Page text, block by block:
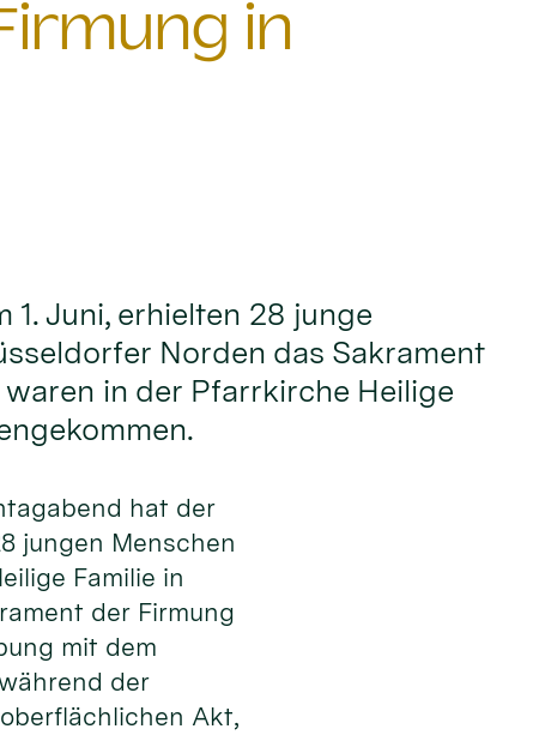
in
1. Juni, erhielten 28 junge
Norden das Sakrament
waren in der Pfarrkirche Heilige
hat der
jungen Menschen
Familie in
der Firmung
mit dem
der
Akt,